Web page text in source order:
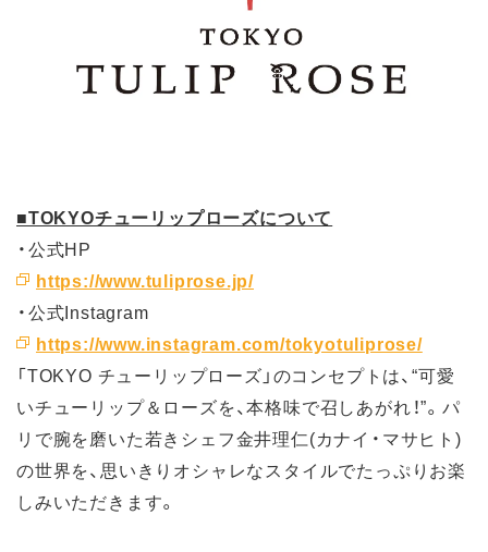
■TOKYOチューリップローズについて
・公式HP
https://www.tuliprose.jp/
・公式Instagram
https://www.instagram.com/tokyotuliprose/
「TOKYO チューリップローズ」のコンセプトは、“可愛
いチューリップ＆ローズを、本格味で召しあがれ！”。パ
リで腕を磨いた若きシェフ金井理仁(カナイ・マサヒト)
の世界を、思いきりオシャレなスタイルでたっぷりお楽
しみいただきます。